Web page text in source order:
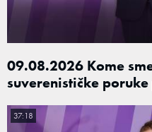
09.08.2026 Kome
suverenističke
37:18